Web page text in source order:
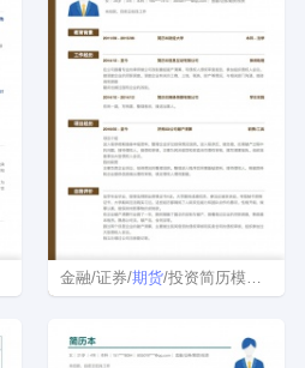
金融/证券/期货/投资简历模板表格